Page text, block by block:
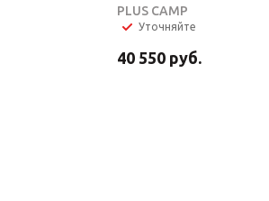
PLUS CAMP
Уточняйте
40 550руб.